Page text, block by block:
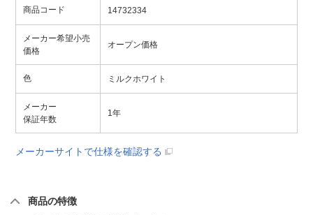
商品コード 14732334
メーカー希望小売
価格
オープン価格
色 ミルクホワイト
メーカー
保証年数
1年
メーカーサイトで仕様を確認する
商品の特徴